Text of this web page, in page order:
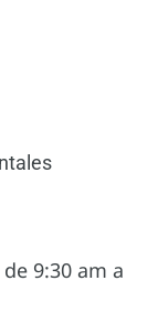
9:30 am a